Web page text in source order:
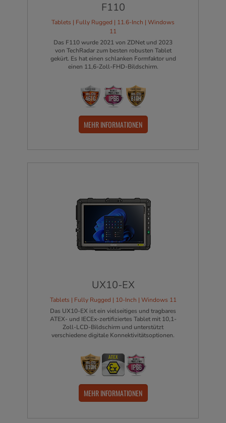
F110
Tablets | Fully Rugged | 11.6-Inch | Windows
11
Das F110 wurde 2021 von ZDNet und 2023
von TechRadar zum besten robusten Tablet
gekürt. Es hat einen schlanken Formfaktor und
einen 11,6-Zoll-FHD-Bildschirm.
MEHR INFORMATIONEN
UX10-EX
Tablets | Fully Rugged | 10-Inch | Windows 11
Das UX10-EX ist ein vielseitiges und tragbares
ATEX- und IECEx-zertifiziertes Tablet mit 10,1-
Zoll-LCD-Bildschirm und unterstützt
verschiedene digitale Konnektivitätsoptionen.
MEHR INFORMATIONEN